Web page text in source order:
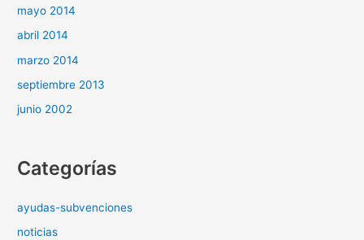
mayo 2014
abril 2014
marzo 2014
septiembre 2013
junio 2002
Categorías
ayudas-subvenciones
noticias